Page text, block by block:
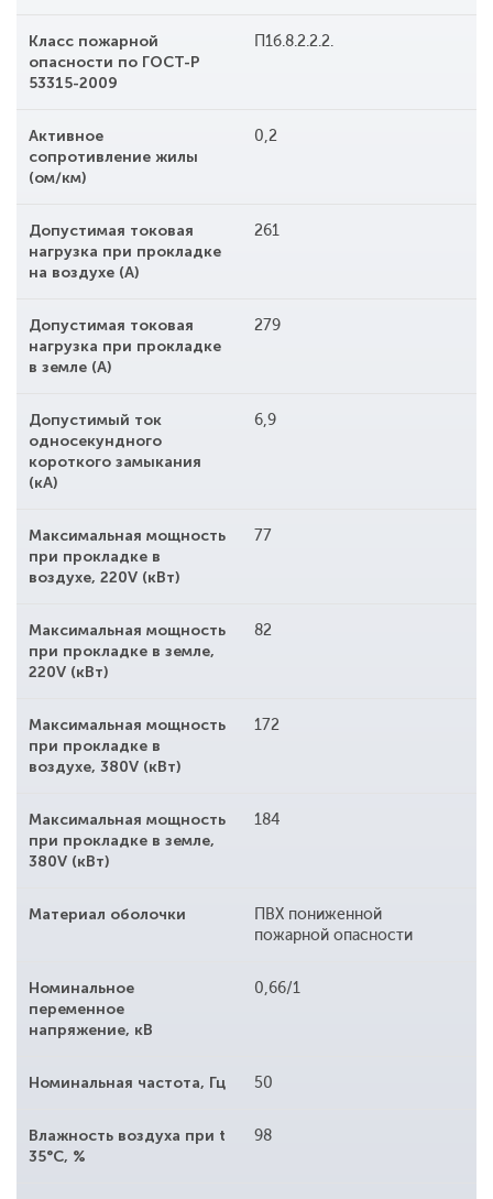
Класс пожарной
опасности по ГОСТ-Р
53315-2009
П1б.8.2.2.2.
Активное
сопротивление жилы
(ом/км)
0,2
Допустимая токовая
нагрузка при прокладке
на воздухе (А)
261
Допустимая токовая
нагрузка при прокладке
в земле (А)
279
Допустимый ток
односекундного
короткого замыкания
(кА)
6,9
Максимальная мощность
при прокладке в
воздухе, 220V (кВт)
77
Максимальная мощность
при прокладке в земле,
220V (кВт)
82
Максимальная мощность
при прокладке в
воздухе, 380V (кВт)
172
Максимальная мощность
при прокладке в земле,
380V (кВт)
184
Материал оболочки
ПВХ пониженной
пожарной опасности
Номинальное
переменное
напряжение, кВ
0,66/1
Номинальная частота, Гц 50
Влажность воздуха при t
35°С, %
98